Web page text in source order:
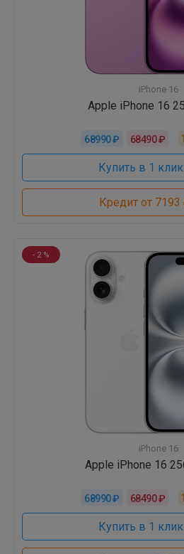
iPhone 16
Apple iPhone 16
68990 ₽ 68490 ₽
Купить в 1 клик
Кредит от
- 2 %
iPhone 16
Apple iPhone 16
68990 ₽ 68490 ₽
Купить в 1 клик